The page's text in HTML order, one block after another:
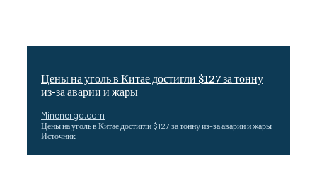
Цены на уголь в Китае достигли $127 за тонну
из-за аварии и жары
Minenergo.com
Цены на уголь в Китае достигли $127 за тонну из-за аварии и жары
Источник